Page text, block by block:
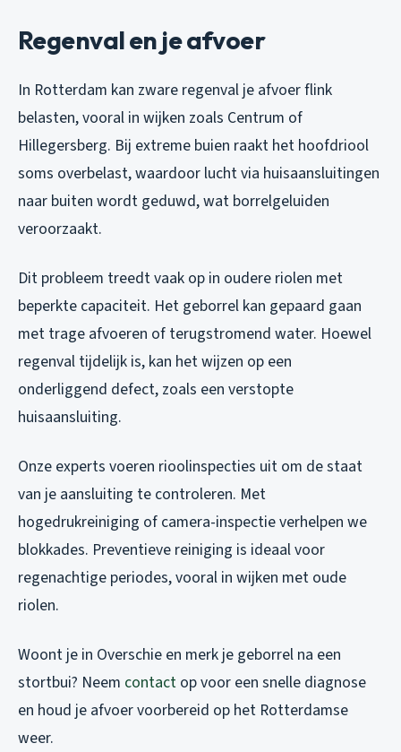
Regenval en je afvoer
In Rotterdam kan zware regenval je afvoer flink
belasten, vooral in wijken zoals Centrum of
Hillegersberg. Bij extreme buien raakt het hoofdriool
soms overbelast, waardoor lucht via huisaansluitingen
naar buiten wordt geduwd, wat borrelgeluiden
veroorzaakt.
Dit probleem treedt vaak op in oudere riolen met
beperkte capaciteit. Het geborrel kan gepaard gaan
met trage afvoeren of terugstromend water. Hoewel
regenval tijdelijk is, kan het wijzen op een
onderliggend defect, zoals een verstopte
huisaansluiting.
Onze experts voeren rioolinspecties uit om de staat
van je aansluiting te controleren. Met
hogedrukreiniging of camera-inspectie verhelpen we
blokkades. Preventieve reiniging is ideaal voor
regenachtige periodes, vooral in wijken met oude
riolen.
Woont je in Overschie en merk je geborrel na een
stortbui? Neem contact op voor een snelle diagnose
en houd je afvoer voorbereid op het Rotterdamse
weer.